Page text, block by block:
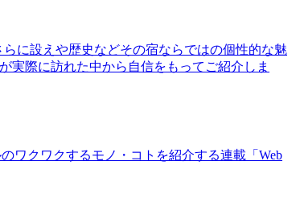
に設えや歴史などその宿ならではの個性的な魅
実際に訪れた中から自信をもってご紹介しま
ワクワクするモノ・コトを紹介する連載「Web